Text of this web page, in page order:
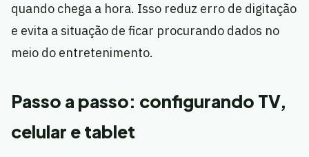
quando chega a hora. Isso reduz erro de digitação
e evita a situação de ficar procurando dados no
meio do entretenimento.
Passo a passo: configurando TV,
celular e tablet